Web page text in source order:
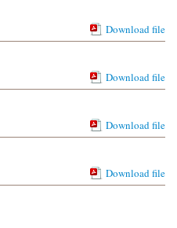
Download file
Download file
Download file
Download file